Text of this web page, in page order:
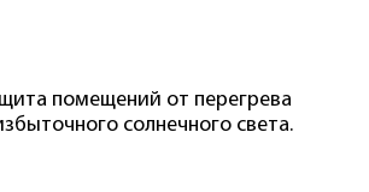
помещений от перегрева
солнечного света.